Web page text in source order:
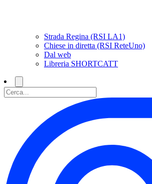
Strada Regina (RSI LA1)
Chiese in diretta (RSI ReteUno)
Dal web
Libreria SHORTCATT